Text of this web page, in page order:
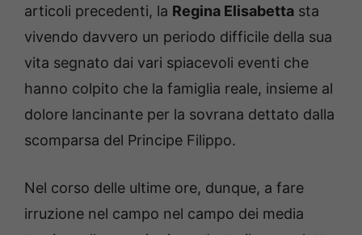
articoli precedenti, la Regina Elisabetta sta
vivendo davvero un periodo difficile della sua
vita segnato dai vari spiacevoli eventi che
hanno colpito che la famiglia reale, insieme al
dolore lancinante per la sovrana dettato dalla
scomparsa del Principe Filippo.
Nel corso delle ultime ore, dunque, a fare
irruzione nel campo nel campo dei media